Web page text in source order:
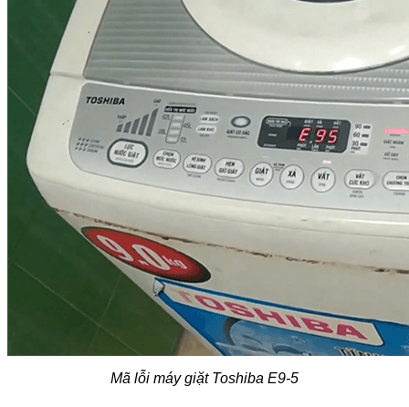
Mã lỗi máy giặt Toshiba E9-5